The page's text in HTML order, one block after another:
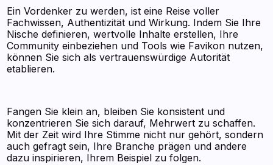
Ein Vordenker zu werden, ist eine Reise voller
Fachwissen, Authentizität und Wirkung. Indem Sie Ihre
Nische definieren, wertvolle Inhalte erstellen, Ihre
Community einbeziehen und Tools wie Favikon nutzen,
können Sie sich als vertrauenswürdige Autorität
etablieren.
Fangen Sie klein an, bleiben Sie konsistent und
konzentrieren Sie sich darauf, Mehrwert zu schaffen.
Mit der Zeit wird Ihre Stimme nicht nur gehört, sondern
auch gefragt sein, Ihre Branche prägen und andere
dazu inspirieren, Ihrem Beispiel zu folgen.